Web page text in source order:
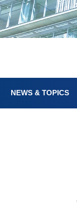
NEWS & TOPICS